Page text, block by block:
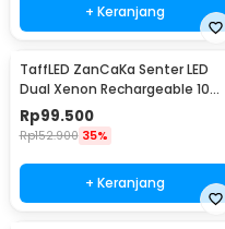
+ Keranjang
TaffLED ZanCaKa Senter LED
Dual Xenon Rechargeable 10W
13500 Lumens - Q3
Rp99.500
Rp152.900 35%
+ Keranjang